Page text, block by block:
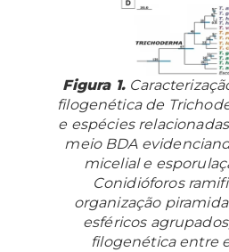
Figura 1.
filogenética de
e espécies
meio BDA
micelial e
Conidióforos
organização
esféricos
filogenética entre